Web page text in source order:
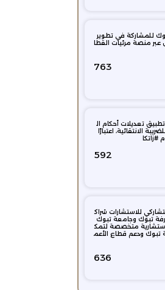
للمشاركة في تطوير
عبر منصة مرئيات القطا
763
تعديلات أحكام ال
الانتقائية، اعتبارًا
592
للاستشارات شراك
تبوك وجامعة تبوك
متخصصة لتمك
تبوك ودعم قطاع الأعم
636